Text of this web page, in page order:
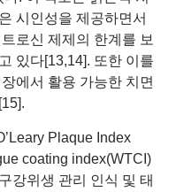
시인성을 제공하면서
로신 제제의 한계를 보
있다[13,14]. 또한 이를
에서 활용 가능한 치면
Plaque Index
coating index(WTCI)
강위생 관리 인식 및 태